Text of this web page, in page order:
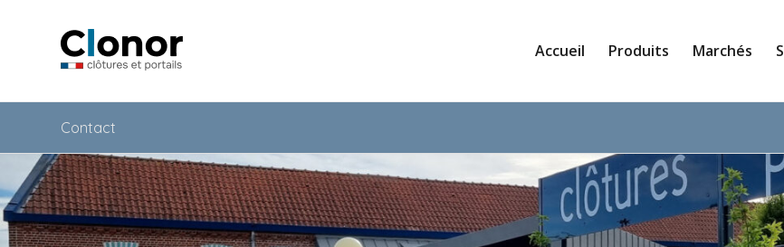
Accueil Produits Marchés
Contact